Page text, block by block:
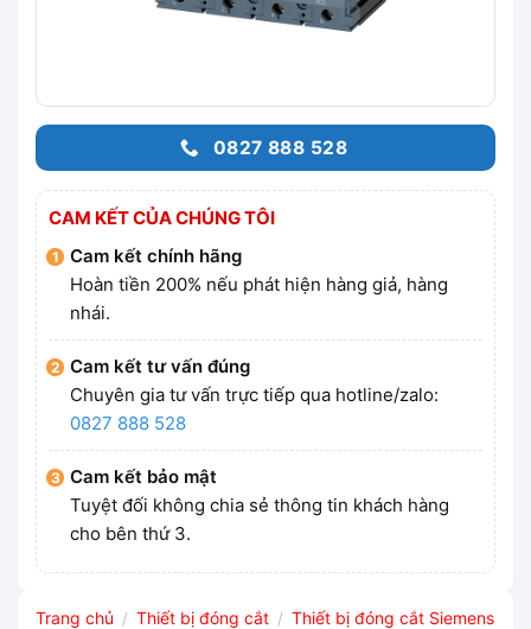
0827 888 528
CAM KẾT CỦA CHÚNG TÔI
Cam kết chính hãng
Hoàn tiền 200% nếu phát hiện hàng giả, hàng
nhái.
Cam kết tư vấn đúng
Chuyên gia tư vấn trực tiếp qua hotline/zalo:
0827 888 528
Cam kết bảo mật
Tuyệt đối không chia sẻ thông tin khách hàng
cho bên thứ 3.
Trang chủ / Thiết bị đóng cắt / Thiết bị đóng cắt Siemens